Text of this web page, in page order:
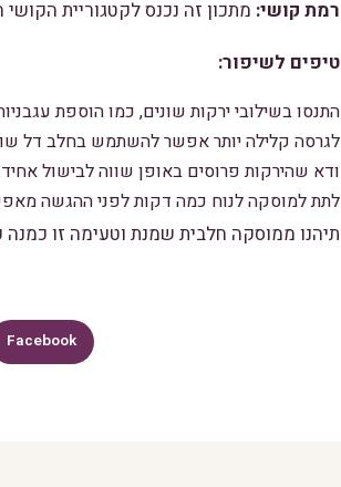
רמת קושי: מתכון זה נכנס לקטגוריית
טיפים לשיפור:
התנסו בשילובי ירקות שונים, כמו הוספת
לגרסה קלילה יותר אפשר להשתמש בחלב דל
ודא שהירקות פרוסים באופן שווה לבישול
לתת למוסקה לנוח כמה דקות לפני ההגשה
תיהנו ממוסקה חלבית שמנת וטעימה זו
Facebook